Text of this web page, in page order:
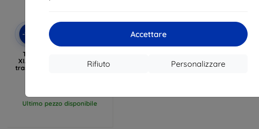
Accettare
Personalizzare
Rifiuto
-10%
Codice
sconto
TECH-PROTECT FLEXAIR
XIAOMI REDMI NOTE 9T 5G
trasparente (6216990209451)
Ultimo pezzo disponibile